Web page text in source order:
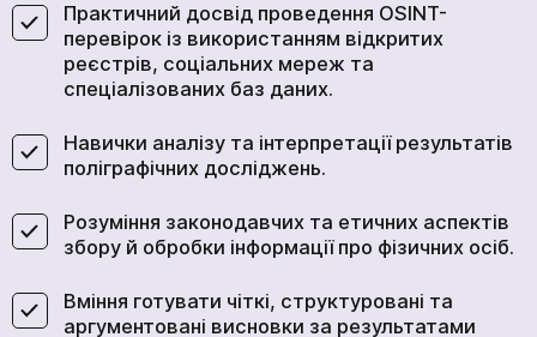
Практичний досвід проведення OSINT-
перевірок із використанням відкритих
реєстрів, соціальних мереж та
спеціалізованих баз даних.
Навички аналізу та інтерпретації результатів
поліграфічних досліджень.
Розуміння законодавчих та етичних аспектів
збору й обробки інформації про фізичних осіб.
Вміння готувати чіткі, структуровані та
аргументовані висновки за результатами